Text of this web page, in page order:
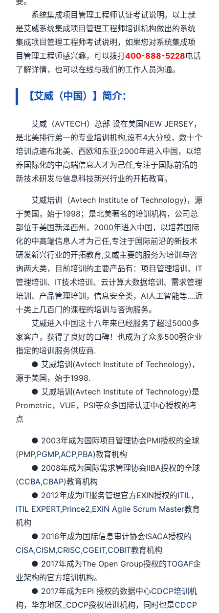
系统集成项目管理工程师认证考试说明。以上就
是艾威系统集成项目管理工程师培训机构做出的系统
集成项目管理工程师考试说明，如果您对系统集成项
目管理工程师感兴趣，可以拨打400-888-5228电话
了解详情，也可以在线与我们的工作人员沟通。
【艾威（中国）】简介：
艾威（AVTECH）总部 设在美国NEW JERSEY，
是北美排行弟一的专业培训机构,设有4大分校，数十个
培训点遍布北美、西欧和东亚;2000年进入中国，以培
养国际化的中高端信息人才为己任,专注于国际前沿的
新技术研发与信息科技新兴行业的开拓教育。
艾威培训（Avtech Institute of Technology)，源
于美国，始于1998；是北美著名的培训机构，公司总
部位于美国新泽西州，2000年进入中国，以培养国际
化的中高端信息人才为己任,专注于国际前沿的新技术
研发新兴行业的开拓教育,艾威主要的服务为培训与咨
询两大类，目前培训的主要产品有：项目管理培训、IT
管理培训、IT技术培训、云计算大数据培训、需求管理
培训、产品管理培训，信息安全类，AI人工智能等....近
十类上几百门的课程的培训与咨询服务。
艾威进入中国这十八年来已经服务了超过5000多
家客户，获得了良好的口碑！也成为了众多500强企业
指定的培训服务供应商.
● 艾威培训(Avtech Institute of Technology)，
源于美国，始于1998.
● 艾威培训(Avtech Institute of Technology)是
Prometric，VUE，PSI等众多国际认证中心授权的考
点
● 2003年成为国际项目管理协会PMI授权的全球
(PMP,PGMP,ACP,PBA)教育机构
● 2008年成为国际需求管理协会IIBA授权的全球
(CCBA,CBAP)教育机构
● 2012年成为IT服务管理官方EXIN授权的ITIL，
ITIL EXPERT,Prince2,EXIN Agile Scrum Master教育
机构
● 2016年成为国际信息审计协会ISACA授权的
CISA,CISM,CRISC,CGEIT,COBIT教育机构
● 2017年成为The Open Group授权的TOGAF企
业架构的官方培训机构。
● 2017年成为EPI 授权的数据中心CDCP培训机
构，华东地区_CDCP授权培训机构，同时也是CDCP